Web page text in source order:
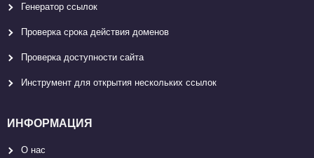
Генератор ссылок
Проверка срока действия доменов
Проверка доступности сайта
Инструмент для открытия нескольких ссылок
ИНФОРМАЦИЯ
О нас